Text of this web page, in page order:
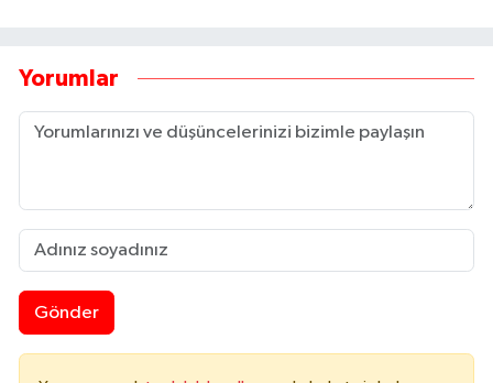
Yorumlar
Gönder